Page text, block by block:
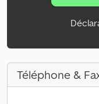
Téléphone &